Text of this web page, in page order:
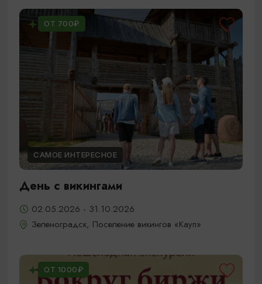
ОТ 700₽
САМОЕ ИНТЕРЕСНОЕ
День с викингами
02.05.2026 - 31.10.2026
Зеленоградск, Поселение викингов «Кауп»
ОТ 1000₽